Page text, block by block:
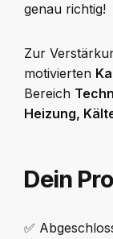
genau richtig!
Zur
motivierten
Bereich
Heizung,
Dein
✅